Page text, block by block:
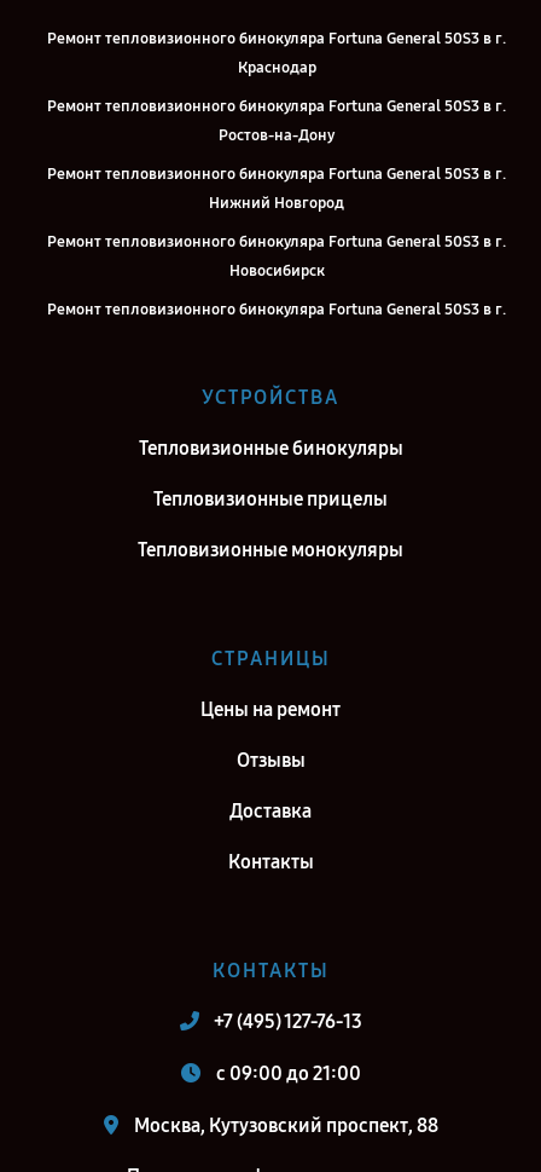
Ремонт тепловизионного бинокуляра Fortuna General 50S3 в г.
Краснодар
Ремонт тепловизионного бинокуляра Fortuna General 50S3 в г.
Ростов-на-Дону
Ремонт тепловизионного бинокуляра Fortuna General 50S3 в г.
Нижний Новгород
Ремонт тепловизионного бинокуляра Fortuna General 50S3 в г.
Новосибирск
Ремонт тепловизионного бинокуляра Fortuna General 50S3 в г.
Екатеринбург
Ремонт тепловизионного бинокуляра Fortuna General 50S3 в г.
Ремонт тепловизионного бинокуляра Fortuna General 50S3 в г.
Воронеж
Ремонт тепловизионного бинокуляра Fortuna General 50S3 в г.
Ремонт тепловизионного бинокуляра Fortuna General 50S3 в г.
Санкт-Петербург
УСТРОЙСТВА
Тепловизионные бинокуляры
Тепловизионные прицелы
Тепловизионные монокуляры
СТРАНИЦЫ
Цены на ремонт
Отзывы
Доставка
Контакты
КОНТАКТЫ
+7 (495) 127-76-13
c 09:00 до 21:00
Москва, Кутузовский проспект, 88